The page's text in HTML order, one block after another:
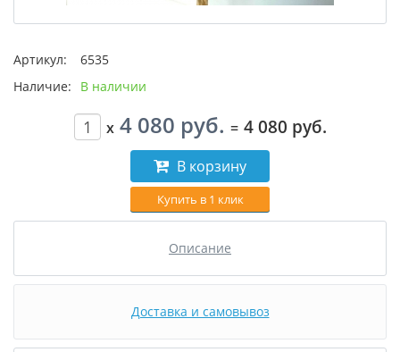
Артикул:
6535
Наличие:
В наличии
x 4 080 руб. = 4 080 руб.
В корзину
Купить в 1 клик
Описание
Доставка и самовывоз